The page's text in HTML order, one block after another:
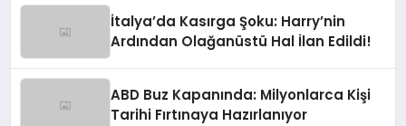
İtalya’da Kasırga Şoku: Harry’nin
Ardından Olağanüstü Hal İlan Edildi!
ABD Buz Kapanında: Milyonlarca Kişi
Tarihi Fırtınaya Hazırlanıyor